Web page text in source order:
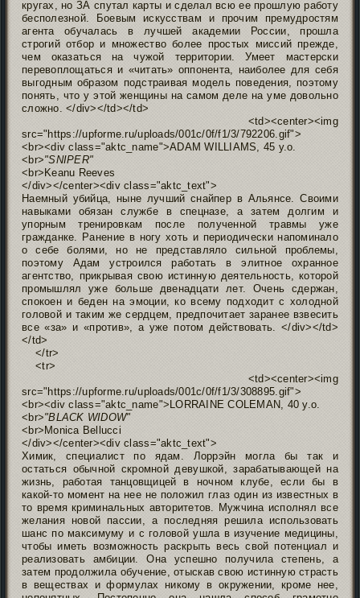
кругах, но ЗА спутал карты и сделал всю ее прошлую работу
бесполезной. Боевым искусствам и прочим премудростям
агента обучалась в лучшей академии России, прошла
строгий отбор и множество более простых миссий прежде,
чем оказаться на чужой территории. Умеет мастерски
перевоплощаться и «читать» оппонента, наиболее для себя
выгодным образом подстраивая модель поведения, поэтому
понять, что у этой женщины на самом деле на уме довольно
сложно. </div></td></td>
<td><center><img
src="https://upforme.ru/uploads/001c/0f/f1/3/792206.gif">
<br><div class="aktc_name">ADAM WILLIAMS, 45 y.o.
<br>"SNIPER"
<br>Keanu Reeves
</div></center><div class="aktc_text">
Наемный убийца, ныне лучший снайпер в Альянсе. Своими
навыками обязан службе в спецназе, а затем долгим и
упорным тренировкам после полученной травмы уже
гражданке. Ранение в ногу хоть и периодически напоминало
о себе болями, но не представляло сильной проблемы,
поэтому Адам устроился работать в элитное охранное
агентство, прикрывая свою истинную деятельность, которой
промышлял уже больше двенадцати лет. Очень сдержан,
спокоен и беден на эмоции, ко всему подходит с холодной
головой и таким же сердцем, предпочитает заранее взвесить
все «за» и «против», а уже потом действовать. </div></td>
</td>
</tr>
<tr>
<td><center><img
src="https://upforme.ru/uploads/001c/0f/f1/3/308895.gif">
<br><div class="aktc_name">LORRAINE COLEMAN, 40 y.o.
<br>"BLACK WIDOW"
<br>Monica Bellucci
</div></center><div class="aktc_text">
Химик, специалист по ядам. Лоррэйн могла бы так и
остаться обычной скромной девушкой, зарабатывающей на
жизнь, работая танцовщицей в ночном клубе, если бы в
какой-то момент на нее не положил глаз один из известных в
то время криминальных авторитетов. Мужчина исполнял все
желания новой пассии, а последняя решила использовать
шанс по максимуму и с головой ушла в изучение медицины,
чтобы иметь возможность раскрыть весь свой потенциал и
реализовать амбиции. Она успешно получила степень, а
затем продолжила обучение, отыскав свою истинную страсть
в веществах и формулах никому в окружении, кроме нее,